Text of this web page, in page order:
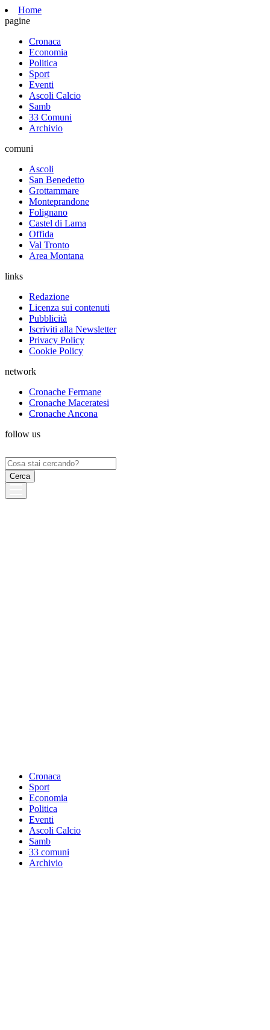
Home
pagine
Cronaca
Economia
Politica
Sport
Eventi
Ascoli Calcio
Samb
33 Comuni
Archivio
comuni
Ascoli
San Benedetto
Grottammare
Monteprandone
Folignano
Castel di Lama
Offida
Val Tronto
Area Montana
links
Redazione
Licenza sui contenuti
Pubblicità
Iscriviti alla Newsletter
Privacy Policy
Cookie Policy
network
Cronache Fermane
Cronache Maceratesi
Cronache Ancona
follow us
Ricerca
per:
Cronaca
Sport
Economia
Politica
Eventi
Ascoli Calcio
Samb
33 comuni
Archivio